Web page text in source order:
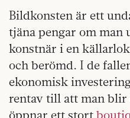
Bildkonsten är ett
tjäna pengar om man
konstnär i en
och berömd. I de
ekonomisk
rentav till att man blir
öppnar ett stort